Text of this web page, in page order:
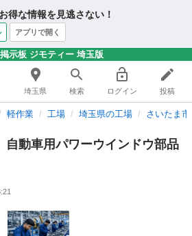
得な情報を見逃さない！
アプリで開く
示板 ジモティー 埼玉版
埼玉県 検索 ログイン 投稿
軽作業 工場 埼玉県の工場 さいたま
自動車用パワーウインドウ部品